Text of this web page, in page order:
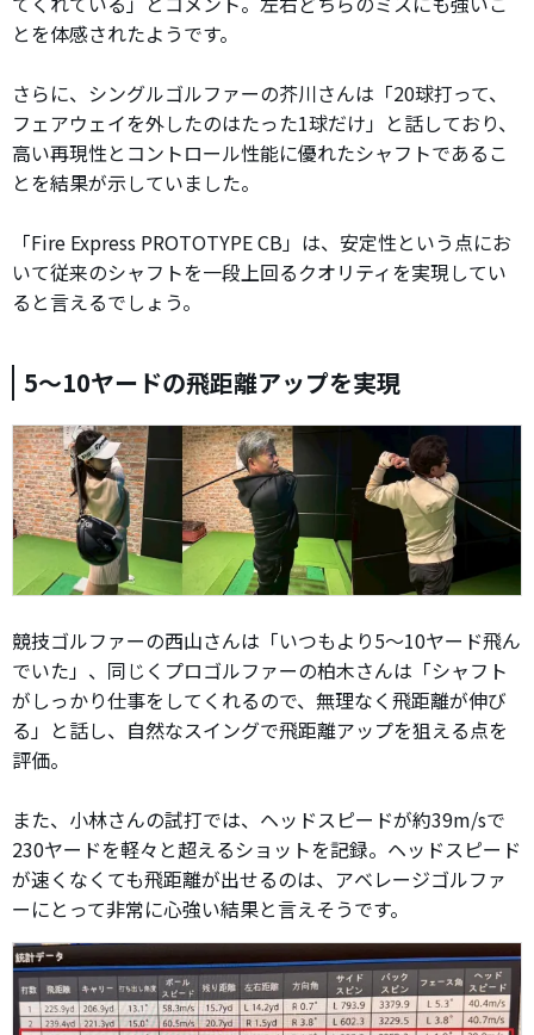
とを体感されたようです。
さらに、シングルゴルファーの芥川さんは「20球打って、
フェアウェイを外したのはたった1球だけ」と話しており、
高い再現性とコントロール性能に優れたシャフトであるこ
とを結果が示していました。
「Fire Express PROTOTYPE CB」は、安定性という点にお
いて従来のシャフトを一段上回るクオリティを実現してい
ると言えるでしょう。
5～10ヤードの飛距離アップを実現
競技ゴルファーの西山さんは「いつもより5〜10ヤード飛ん
でいた」、同じくプロゴルファーの柏木さんは「シャフト
がしっかり仕事をしてくれるので、無理なく飛距離が伸び
る」と話し、自然なスイングで飛距離アップを狙える点を
評価。
また、小林さんの試打では、ヘッドスピードが約39m/sで
230ヤードを軽々と超えるショットを記録。ヘッドスピード
が速くなくても飛距離が出せるのは、アベレージゴルファ
ーにとって非常に心強い結果と言えそうです。